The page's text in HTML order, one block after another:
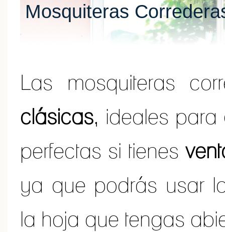
Mosquiteras
Las mosquiteras
clásicas, ideales para
perfectas si tienes
ya que podrás usar
la hoja que tengas